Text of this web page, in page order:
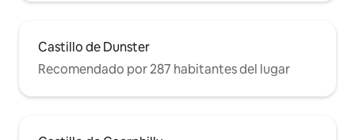
Castillo de Dunster
Recomendado por 287 habitantes del lugar